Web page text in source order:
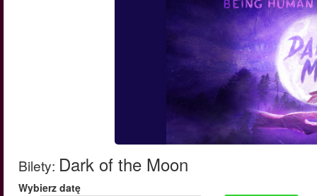
Bilety: Dark of the Moon
Wybierz datę